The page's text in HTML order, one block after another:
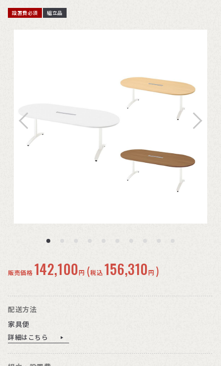
設置費必須 組立品
販売価格 142,100円 (税込 156,310円 )
配送方法
家具便
詳細はこちら